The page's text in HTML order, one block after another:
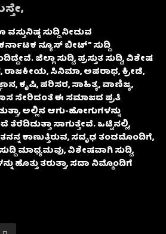
ಸುದ್ದಿ ನೀಡುವ
ನ್ಯೂಸ್ ಬೀಟ್” ಸುದ್ದಿ
ಜಿಲ್ಲಾ ಸುದ್ದಿ, ಪ್ರಸ್ತುತ ಸುದ್ದಿ, ವಿಶೇಷ
ಸಿನಿಮಾ, ಅಪರಾಧ, ಕ್ರೀಡೆ,
ಕೃಷಿ, ಪರಿಸರ, ಸಾಹಿತ್ಯ, ವಾಣಿಜ್ಯ,
ಸೇರಿದಂತೆ ಈ ಸಮಾಜದ ಪ್ರತಿ
ಅಲ್ಲಿನ ಆಗು-ಹೋಗುಗಳನ್ನು
ಸಾಗುತ್ತೇವೆ. ಒಟ್ಟಿನಲ್ಲಿ,
ಕಾಣುತ್ತಿರುವ, ಸದೃಢ ತಂಡದೊಂದಿಗೆ,
ಮಾಧ್ಯಮವು, ವಿಶೇಷವಾಗಿ ಸುದ್ದಿ,
ಹೊತ್ತು ತರುತ್ತಾ, ಸದಾ ನಿಮ್ಮೊಂದಿಗೆ